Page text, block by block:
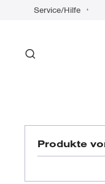
Service/Hilfe
Produkte